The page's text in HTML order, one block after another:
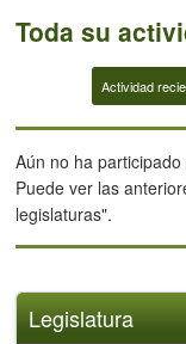
Toda su
Actividad
Aún no ha
Puede ver las
legislaturas".
Legislatura